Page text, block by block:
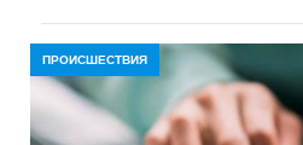
ПРОИСШЕСТВИЯ